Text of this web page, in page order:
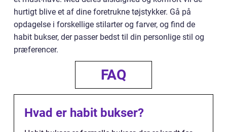
hurtigt blive et af dine foretrukne tøjstykker. Gå på
opdagelse i forskellige stilarter og farver, og find de
habit bukser, der passer bedst til din personlige stil og
præferencer.
FAQ
Hvad er habit bukser?